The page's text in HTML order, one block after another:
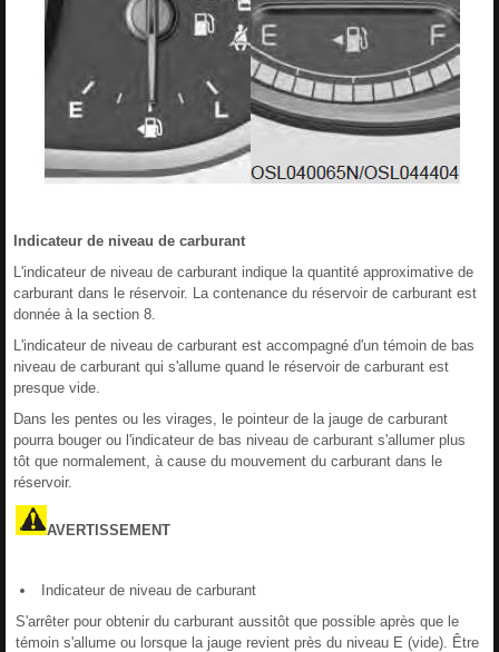
Indicateur de niveau de carburant
L'indicateur de niveau de carburant indique la quantité approximative de
carburant dans le réservoir. La contenance du réservoir de carburant est
donnée à la section 8.
L'indicateur de niveau de carburant est accompagné d'un témoin de bas
niveau de carburant qui s'allume quand le réservoir de carburant est
presque vide.
Dans les pentes ou les virages, le pointeur de la jauge de carburant
pourra bouger ou l'indicateur de bas niveau de carburant s'allumer plus
tôt que normalement, à cause du mouvement du carburant dans le
réservoir.
AVERTISSEMENT
Indicateur de niveau de carburant
S'arrêter pour obtenir du carburant aussitôt que possible après que le
témoin s'allume ou lorsque la jauge revient près du niveau E (vide). Être